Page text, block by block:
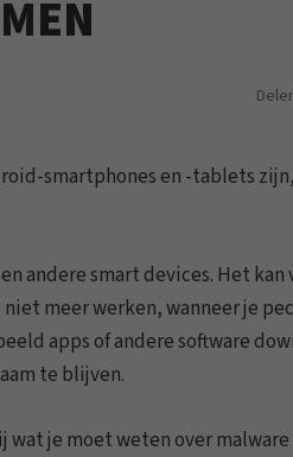
smartphones en -tablets
andere smart devices. Het
meer werken, wanneer je
apps of andere software
te blijven.
wat je moet weten over